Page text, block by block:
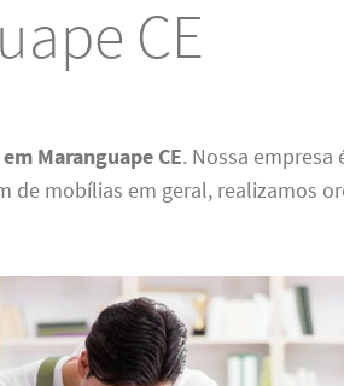
CE
Maranguape CE. Nossa empresa
de mobílias em geral, realizamos